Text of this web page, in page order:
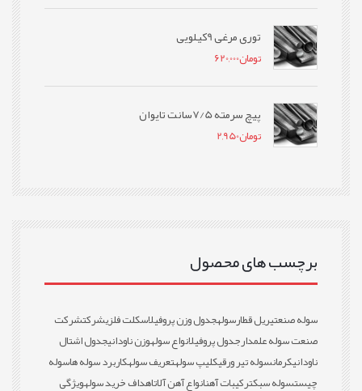
توری مرغی 9کیلویی
تومان620,000
پیچ سرمته 7/5سانت تایوان
تومان2,950
برچسب های محصول
سوله صنعتیریل قطارسولهجدول وزن پروفیلاسکلت فلزیشرکتشرکت
صنعت سوله علمدارجدول پروفیلانواع سولهوزن ناودانیجدول اشتال
ناودانیکرمانسوله تیر ورقیکلیپ سولهتعریف سولهکاربرد سوله هاسوله
چیستسوله سبکترکیبات آهنانواع آهن آلاتاهداف خرید سولهویژگی